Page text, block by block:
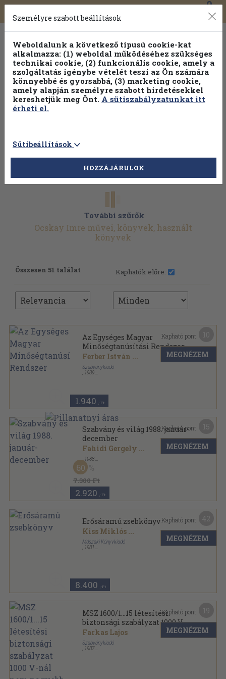
Toggle
navigation
0
További szűrők
Ocskay Imre művei, könyvek, használt
könyvek
Összesen 51 találat Kaphatók előre:
Az Egységes Magyar
Minőségtanúsítási Rendszer
Ferber István ...
Szabványkiadó
1989
1.940 ,-Ft
Kapható pont:
MEGNÉZEM
Szabvány és világ 1988. január-
december
Fahidi Gergely ...
1988
Könyvkötői kötés
Szabvány és világ sorozat
7.300 Ft
60
2.920 ,-Ft
Kapható pont:
MEGNÉZEM
Erősáramú zsebkönyv
Kiss Miklós ...
Műszaki Könyvkiadó
1981
8.400 ,-Ft
Kapható pont:
MEGNÉZEM
MSZ 1600/1...15 létesítési
biztonsági szabályzat 1000 V-
nál nem nagyobb feszültségű
erősáramú villamos
berendezések számára
Farkas Lajos
Szabványkiadó
1987
Kapható pont:
MEGNÉZEM
Személyre szabott beállítások
Weboldalunk a következő típusú cookie-kat
alkalmazza: (1) weboldal működéséhez szükséges
technikai cookie, (2) funkcionális cookie, amely a
szolgáltatás igénybe vételét teszi az Ön számára
könnyebbé és gyorsabbá, (3) marketing cookie,
amely alapján személyre szabott hirdetésekkel
kereshetjük meg Önt. A sütiszabályzatunkat itt
érheti el.
Sütibeállítások
HOZZÁJÁRULOK